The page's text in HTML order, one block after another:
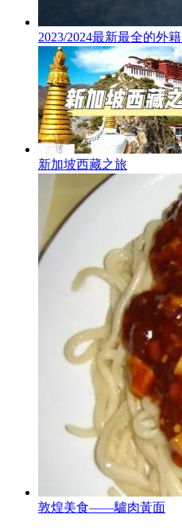
2023/2024最新最全的外
新加坡西藏之旅
敦煌美食——驢肉黃面